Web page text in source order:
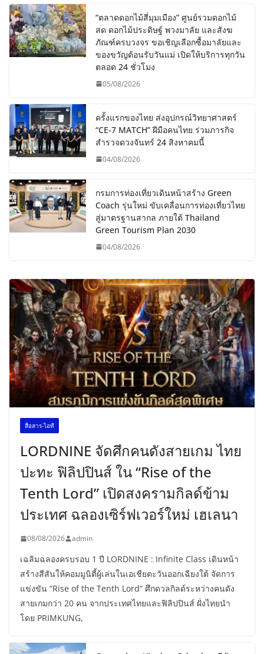
“ตลาดดอกไม้สี่มุมเมือง” ศูนย์รวมดอกไม้
สด ดอกไม้ประดิษฐ์ พวงมาลัย และสังฆ
ภัณฑ์ครบวงจร ขอเชิญเลือกซื้อมาลัยและ
ของขวัญต้อนรับวันแม่ เปิดให้บริการทุกวัน
ตลอด 24 ชั่วโมง
05/08/2026
ครั้งแรกของไทย ส่งอุปกรณ์วิทยาศาสตร์
“CE-7 MATCH” ฝีมือคนไทย ร่วมภารกิจ
สำรวจดวงจันทร์ 24 สิงหาคมนี้
04/08/2026
กรมการท่องเที่ยวเดินหน้าสร้าง Green
Coach รุ่นใหม่ ขับเคลื่อนการท่องเที่ยวไทย
สู่มาตรฐานสากล ภายใต้ Thailand
Green Tourism Plan 2030
04/08/2026
สื่อสาร-ไอที
LORDNINE จัดศึกคนดังสายเกม ไทย
ปะทะ ฟิลิปปินส์ ใน “Rise of the
Tenth Lord” เปิดสงครามกิลด์ข้าม
ประเทศ ฉลองเซิร์ฟเวอร์ใหม่ เฮเลนา
08/08/2026 admin
เฉลิมฉลองครบรอบ 1 ปี LORDNINE : Infinite Class เดินหน้า
สร้างสีสันให้คอมมูนิตี้ผู้เล่นในเอเชียตะวันออกเฉียงใต้ จัดการ
แข่งขัน “Rise of the Tenth Lord” ศึกดวลกิลด์ระหว่างคนดัง
สายเกมกว่า 20 คน จากประเทศไทยและฟิลิปปินส์ ฝั่งไทยนำ
โดย PRIMKUNG,